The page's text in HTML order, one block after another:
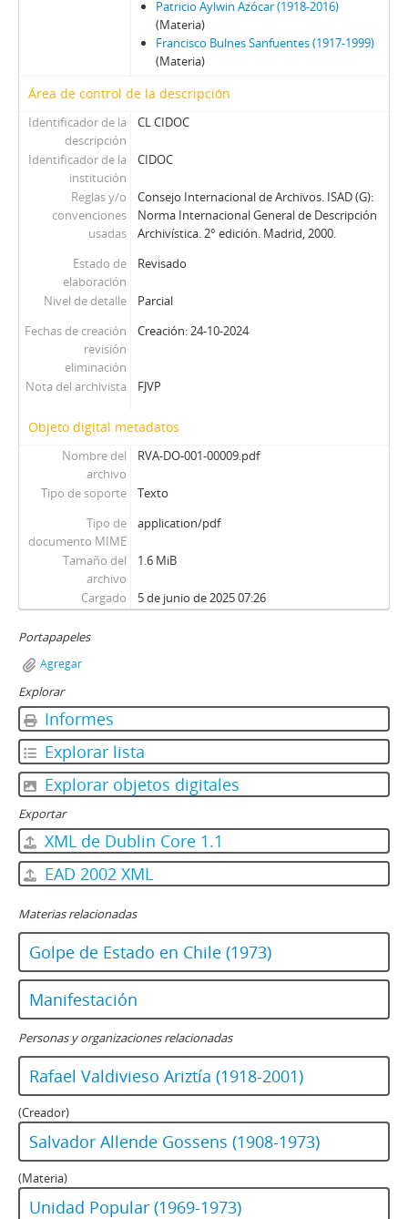
Patricio Aylwin Azócar (1918-2016)
(Materia)
Francisco Bulnes Sanfuentes (1917-1999)
(Materia)
Área de control de la descripción
Identificador de la
descripción
CL CIDOC
Identificador de la
institución
CIDOC
Reglas y/o
convenciones
usadas
Consejo Internacional de Archivos. ISAD (G):
Norma Internacional General de Descripción
Archivística. 2° edición. Madrid, 2000.
Estado de
elaboración
Revisado
Nivel de detalle
Parcial
Fechas de creación
revisión
eliminación
Creación: 24-10-2024
Nota del archivista FJVP
Objeto digital metadatos
Nombre del
archivo
RVA-DO-001-00009.pdf
Tipo de soporte
Texto
Tipo de
documento MIME
application/pdf
Tamaño del
archivo
1.6 MiB
Cargado 5 de junio de 2025 07:26
Portapapeles
Agregar
Explorar
Informes
Explorar lista
Explorar objetos digitales
Exportar
XML de Dublin Core 1.1
EAD 2002 XML
Materias relacionadas
Golpe de Estado en Chile (1973)
Manifestación
Personas y organizaciones relacionadas
Rafael Valdivieso Ariztía (1918-2001)
(Creador)
Salvador Allende Gossens (1908-1973)
(Materia)
Unidad Popular (1969-1973)